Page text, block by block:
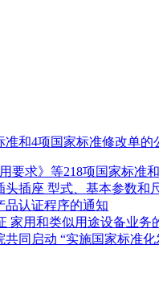
准和4项国家标准修改单的
要求》等218项国家标准
插座 型式、基本参数
品认证程序的通知
家用和类似用途设备业务
同启动 “实施国家标准